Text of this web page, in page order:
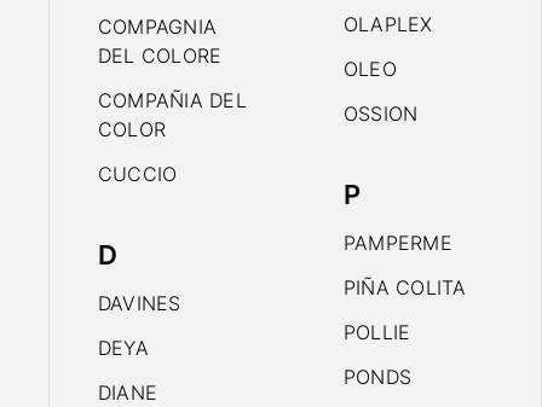
COMPAGNIA
DEL COLORE
COMPAÑIA DEL
COLOR
CUCCIO
D
DAVINES
DEYA
DIANE
OLAPLEX
OLEO
OSSION
P
PAMPERME
PIÑA COLITA
POLLIE
PONDS